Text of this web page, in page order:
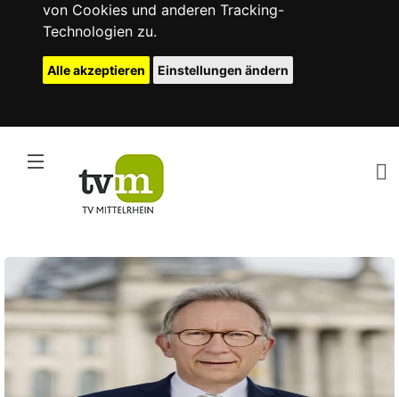
von Cookies und anderen Tracking-
Technologien zu.
Alle akzeptieren Einstellungen ändern